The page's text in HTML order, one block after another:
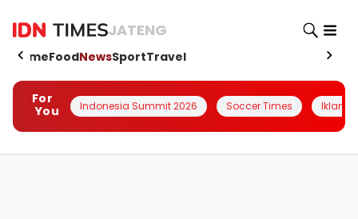
JATENG
HomeFoodNewsSportTravel
For
You
Indonesia Summit 2026 Soccer Times Iklanin